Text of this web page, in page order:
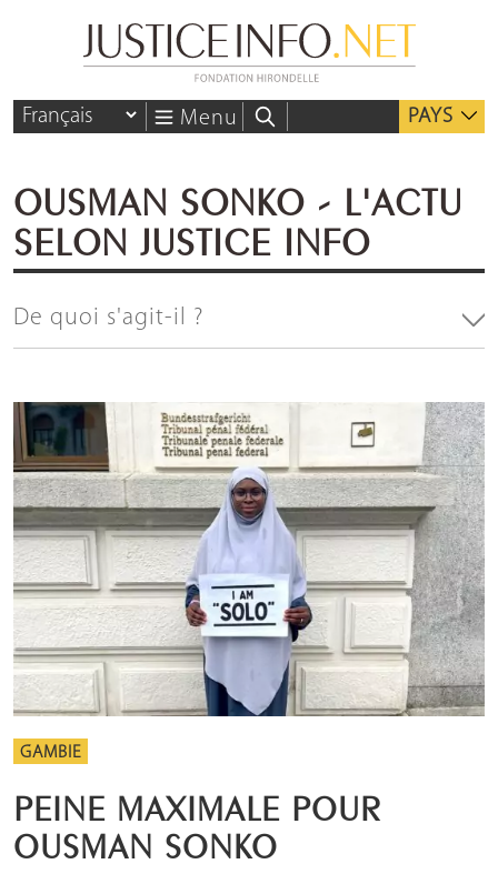
Menu PAYS
OUSMAN SONKO - L'ACTU
SELON JUSTICE INFO
De quoi s'agit-il ?
GAMBIE
PEINE MAXIMALE POUR
OUSMAN SONKO